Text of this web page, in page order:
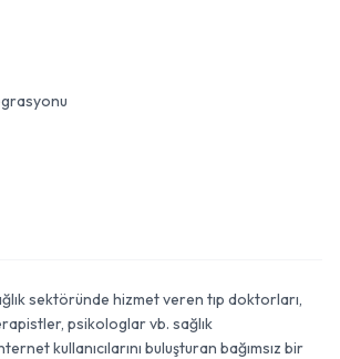
sektöründe hizmet veren tıp doktorları,
psikologlar vb. sağlık
kullanıcılarını buluşturan bağımsız bir